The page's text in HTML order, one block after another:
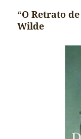
“O Retrato
Wilde